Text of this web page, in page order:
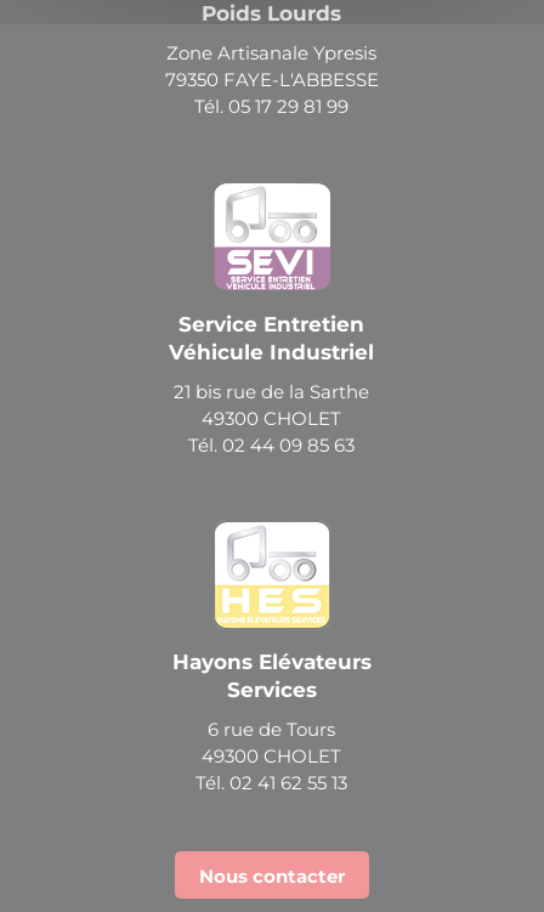
Poids Lourds
Zone Artisanale Ypresis
79350 FAYE-L'ABBESSE
Tél. 05 17 29 81 99
Service Entretien
Véhicule Industriel
21 bis rue de la Sarthe
49300 CHOLET
Tél. 02 44 09 85 63
Hayons Elévateurs
Services
6 rue de Tours
49300 CHOLET
Tél. 02 41 62 55 13
Nous contacter